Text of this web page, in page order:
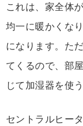
これは、家全体
均一に暖かくな
になります。た
てくるので、部
じて加湿器を使
セントラルヒー